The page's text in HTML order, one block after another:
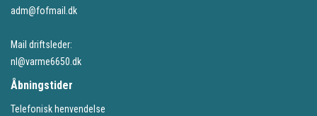
adm@fofmail.dk
Mail driftsleder:
nl@varme6650.dk
Åbningstider
Telefonisk henvendelse